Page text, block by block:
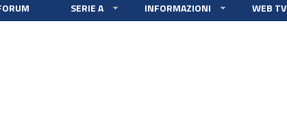
SERIE A INFORMAZIONI WEB TV